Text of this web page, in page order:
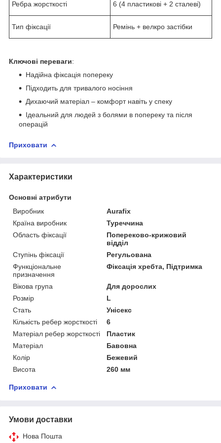
Ребра жорсткості 6 (4 пластикові + 2 сталеві)
Тип фіксації Ремінь + велкро застібки
Ключові переваги:
Надійна фіксація попереку
Підходить для тривалого носіння
Дихаючий матеріал – комфорт навіть у спеку
Ідеальний для людей з болями в попереку та після
операцій
Приховати
Характеристики
Основні атрибути
Виробник
Aurafix
Країна виробник
Туреччина
Область фіксації
Попереково-крижовий
відділ
Ступінь фіксації
Регульована
Функціональне
призначення
Фіксація хребта, Підтримка
Вікова група
Для дорослих
Розмір
L
Стать
Унісекс
Кількість ребер жорсткості
6
Матеріал ребер жорсткості
Пластик
Матеріал
Бавовна
Колір
Бежевий
Висота
260 мм
Приховати
Умови доставки
Нова Пошта